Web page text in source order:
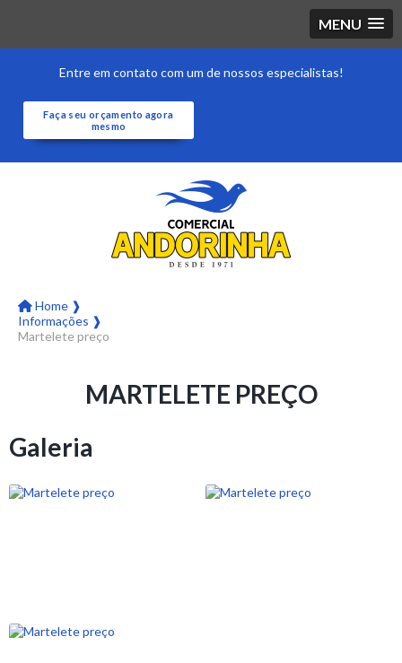
MENU
Entre em contato com um de nossos especialistas!
Faça seu orçamento agora
mesmo
Home ❱
Informações ❱
Martelete preço
MARTELETE PREÇO
Galeria